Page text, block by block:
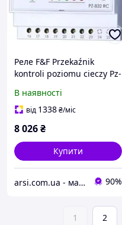
Реле F&F Przekaźnik
kontroli poziomu cieczy Pz-
В наявності
від 1338₴/міс
8 026₴
Купити
arsi.com.ua - магазин техніки 90%
1 2